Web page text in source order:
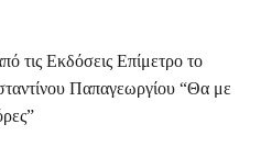
τις Εκδόσεις Επίμετρο το
Παπαγεωργίου “Θα με